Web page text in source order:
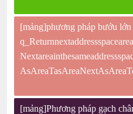
[mảng]phương pháp bướu lớn
[mảng]Phương pháp gạch